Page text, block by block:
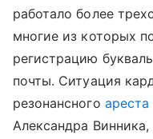
работало более
многие из которых
регистрацию
почты. Ситуация
резонансного ареста
Александра